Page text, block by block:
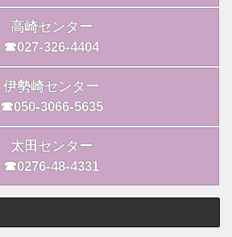
高崎センター
☎027-326-4404
伊勢崎センター
☎050-3066-5635
太田センター
☎0276-48-4331